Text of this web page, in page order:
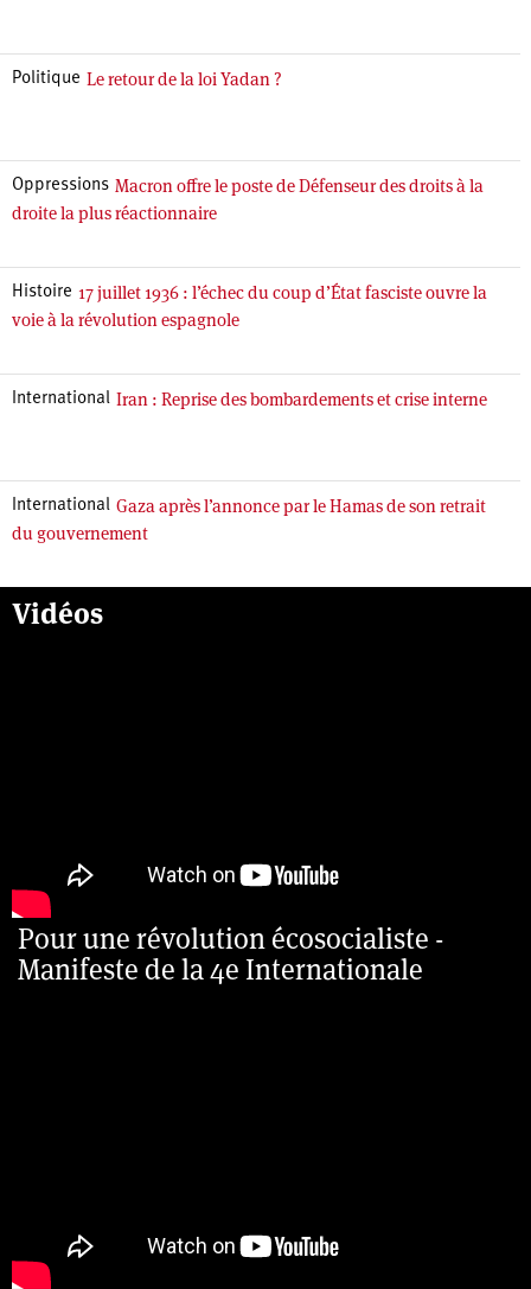
Politique Le retour de la loi Yadan ?
Oppressions Macron offre le poste de Défenseur des droits à la
droite la plus réactionnaire
Histoire 17 juillet 1936 : l’échec du coup d’État fasciste ouvre la
voie à la révolution espagnole
International Iran : Reprise des bombardements et crise interne
International Gaza après l’annonce par le Hamas de son retrait
du gouvernement
Vidéos
Pour une révolution écosocialiste -
Manifeste de la 4e Internationale